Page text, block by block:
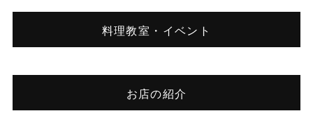
料理教室・イベント
お店の紹介